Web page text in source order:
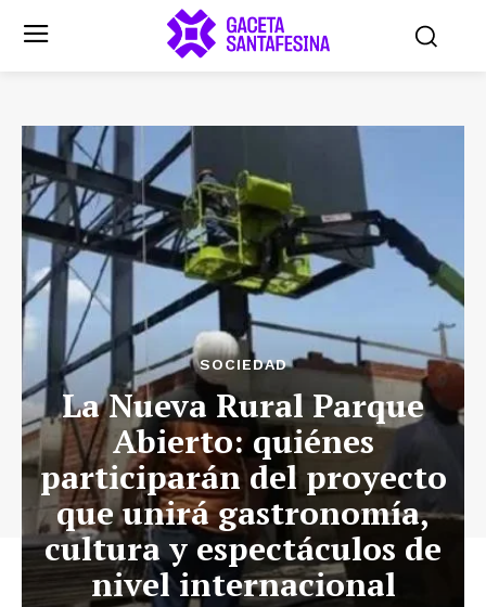
SOCIEDAD
La Nueva Rural Parque
Abierto: quiénes
participarán del proyecto
que unirá gastronomía,
cultura y espectáculos de
nivel internacional